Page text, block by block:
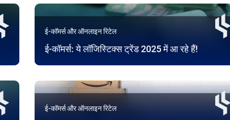
ई-कॉमर्स और ऑनलाइन रिटेल
ई-कॉमर्स: ये लॉजिस्टिक्स ट्रेंड 2025 में आ रहे हैं!
ई-कॉमर्स और ऑनलाइन रिटेल